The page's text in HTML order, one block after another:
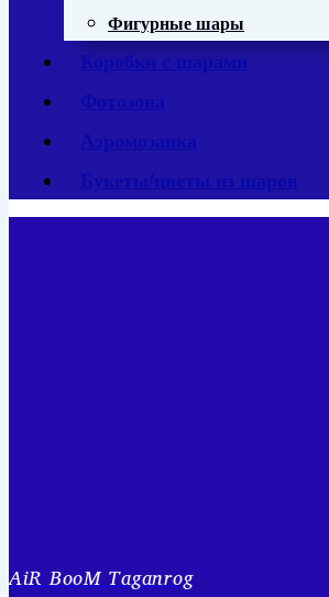
Фигурные шары
Коробки с шарами
Фотозона
Аэромозаика
Букеты/цветы из шаров
AiR BooM Taganrog